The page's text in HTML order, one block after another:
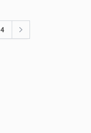
Previous